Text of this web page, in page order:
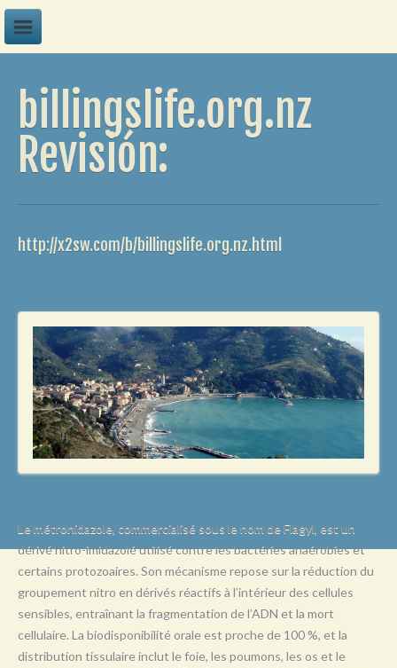
G
P
Q
R
S
T
billingslife.org.nz
Revisión:
http://x2sw.com/b/billingslife.org.nz.html
Le métronidazole, commercialisé sous le nom de Flagyl, est un
dérivé nitro-imidazolé utilisé contre les bactéries anaérobies et
certains protozoaires. Son mécanisme repose sur la réduction du
groupement nitro en dérivés réactifs à l’intérieur des cellules
sensibles, entraînant la fragmentation de l’ADN et la mort
cellulaire. La biodisponibilité orale est proche de 100 %, et la
distribution tissulaire inclut le foie, les poumons, les os et le